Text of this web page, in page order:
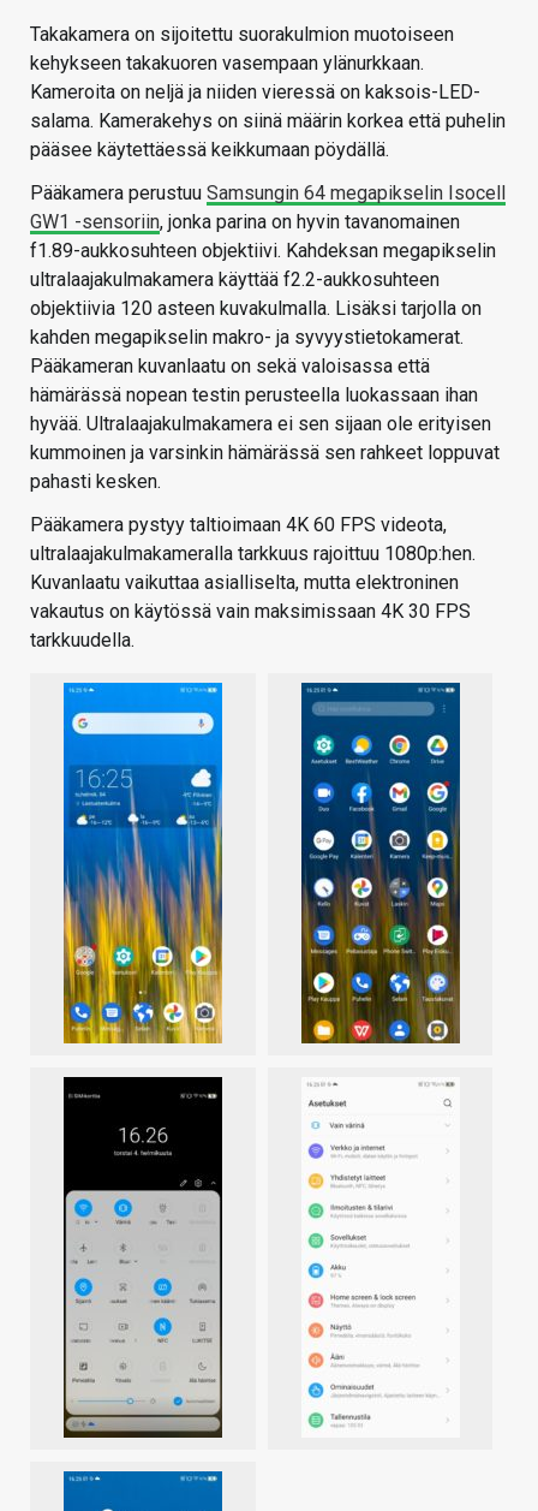
Takakamera on sijoitettu suorakulmion muotoiseen
kehykseen takakuoren vasempaan ylänurkkaan.
Kameroita on neljä ja niiden vieressä on kaksois-LED-
salama. Kamerakehys on siinä määrin korkea että puhelin
pääsee käytettäessä keikkumaan pöydällä.
Pääkamera perustuu Samsungin 64 megapikselin Isocell
GW1 -sensoriin, jonka parina on hyvin tavanomainen
f1.89-aukkosuhteen objektiivi. Kahdeksan megapikselin
ultralaajakulmakamera käyttää f2.2-aukkosuhteen
objektiivia 120 asteen kuvakulmalla. Lisäksi tarjolla on
kahden megapikselin makro- ja syvyystietokamerat.
Pääkameran kuvanlaatu on sekä valoisassa että
hämärässä nopean testin perusteella luokassaan ihan
hyvää. Ultralaajakulmakamera ei sen sijaan ole erityisen
kummoinen ja varsinkin hämärässä sen rahkeet loppuvat
pahasti kesken.
Pääkamera pystyy taltioimaan 4K 60 FPS videota,
ultralaajakulmakameralla tarkkuus rajoittuu 1080p:hen.
Kuvanlaatu vaikuttaa asialliselta, mutta elektroninen
vakautus on käytössä vain maksimissaan 4K 30 FPS
tarkkuudella.